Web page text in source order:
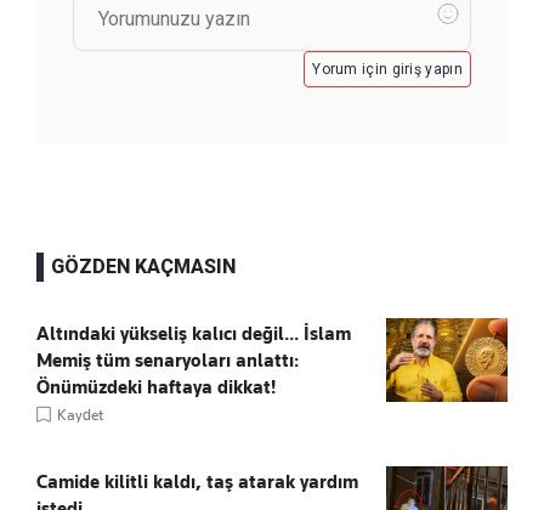
Yorum için giriş yapın
GÖZDEN KAÇMASIN
Altındaki yükseliş kalıcı değil... İslam
Memiş tüm senaryoları anlattı:
Önümüzdeki haftaya dikkat!
Kaydet
Camide kilitli kaldı, taş atarak yardım